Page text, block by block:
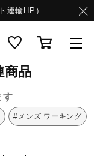
運輸HP）
商品
す
#メンズ ワーキング